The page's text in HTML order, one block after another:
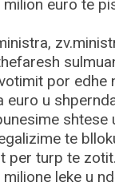
milion euro te
por edhe
euro u
te
per turp te zotit.
milione leke u